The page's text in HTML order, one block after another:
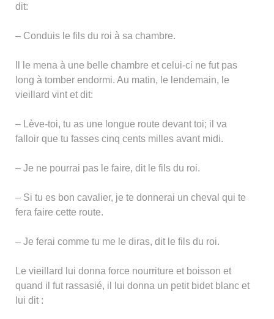
dit:
– Conduis le fils du roi à sa chambre.
Il le mena à une belle chambre et celui-ci ne fut pas
long à tomber endormi. Au matin, le lendemain, le
vieillard vint et dit:
– Lève-toi, tu as une longue route devant toi; il va
falloir que tu fasses cinq cents milles avant midi.
– Je ne pourrai pas le faire, dit le fils du roi.
– Si tu es bon cavalier, je te donnerai un cheval qui te
fera faire cette route.
– Je ferai comme tu me le diras, dit le fils du roi.
Le vieillard lui donna force nourriture et boisson et
quand il fut rassasié, il lui donna un petit bidet blanc et
lui dit :